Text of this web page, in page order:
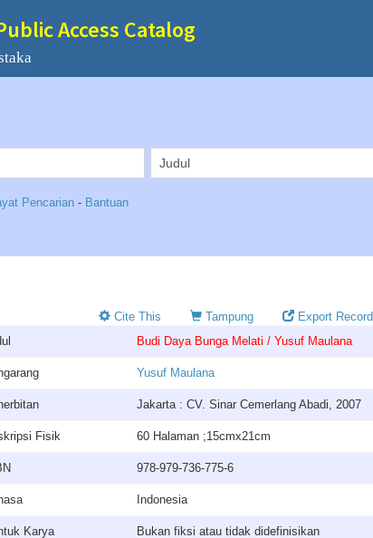
Access Catalog
Pencarian - Bantuan
Cite This Tampung
Export Record
Budi Daya Bunga Melati / Yusuf Maulana
Yusuf Maulana
Jakarta : CV. Sinar Cemerlang Abadi, 2007
Fisik 60 Halaman ;15cmx21cm
978-979-736-775-6
Indonesia
Karya Bukan fiksi atau tidak didefinisikan